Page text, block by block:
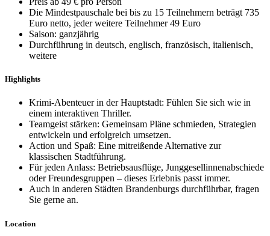
Die Mindestpauschale bei bis zu 15 Teilnehmern beträgt 735
Euro netto, jeder weitere Teilnehmer 49 Euro
Saison: ganzjährig
Durchführung in deutsch, englisch, französisch, italienisch,
weitere
Highlights
Krimi-Abenteuer in der Hauptstadt: Fühlen Sie sich wie in
einem interaktiven Thriller.
Teamgeist stärken: Gemeinsam Pläne schmieden, Strategien
entwickeln und erfolgreich umsetzen.
Action und Spaß: Eine mitreißende Alternative zur
klassischen Stadtführung.
Für jeden Anlass: Betriebsausflüge, Junggesellinnenabschiede
oder Freundesgruppen – dieses Erlebnis passt immer.
Auch in anderen Städten Brandenburgs durchführbar, fragen
Sie gerne an.
Location